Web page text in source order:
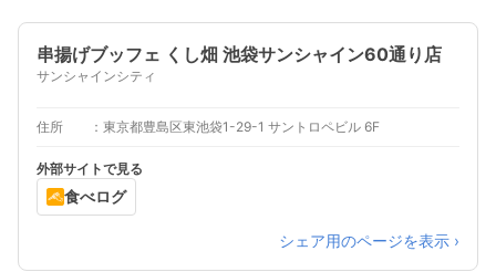
串揚げブッフェ くし畑 池袋サンシャイン60通り店
サンシャインシティ
住所 東京都豊島区東池袋1-29-1 サントロペビル 6F
外部サイトで見る
食べログ
シェア用のページを表示 ›